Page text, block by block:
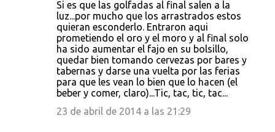
Si es que las golfadas al final salen a la
luz...por mucho que los arrastrados estos
quieran esconderlo. Entraron aqui
prometiendo el oro y el moro y al final solo
ha sido aumentar el fajo en su bolsillo,
quedar bien tomando cervezas por bares y
tabernas y darse una vuelta por las ferias
para que les vean lo bien que lo hacen (el
beber y comer, claro)...Tic, tac, tic, tac...
23 de abril de 2014 a las 21:29